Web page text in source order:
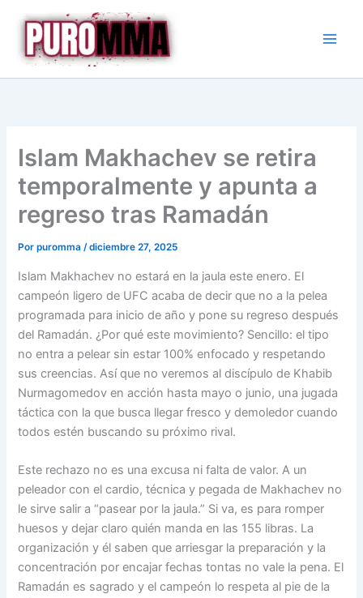
contenido
Islam Makhachev se retira
temporalmente y apunta a
regreso tras Ramadán
Porpuromma/diciembre 27, 2025
Islam Makhachev no estará en la jaula este enero. El
campeón ligero de UFC acaba de decir que no a la pelea
programada para inicio de año y pone su regreso después
del Ramadán. ¿Por qué este movimiento? Sencillo: el tipo
no entra a pelear sin estar 100% enfocado y respetando
sus creencias. Así que no veremos al discípulo de Khabib
Nurmagomedov en acción hasta mayo o junio, una jugada
táctica con la que busca llegar fresco y demoledor cuando
todos estén buscando su próximo rival.
Este rechazo no es una excusa ni falta de valor. A un
peleador con el cardio, técnica y pegada de Makhachev no
le sirve salir a “pasear por la jaula.” Si va, es para romper
huesos y dejar claro quién manda en las 155 libras. La
organización y él saben que arriesgar la preparación y la
concentración por encajar fechas tontas no vale la pena. El
Ramadán es sagrado y el campeón lo respeta al pie de la